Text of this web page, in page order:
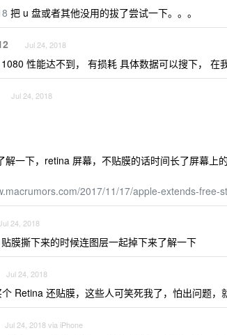
把 u 盘或者其他没用的拔了尝试一下。。。
Jul 24, 2018
1080 性能达不到， 有损耗 具体数据可以搜下， 在
Jul 24, 2018
解一下，retina 屏幕，不贴膜的话时间长了屏幕上
2017/11/17/apple-extends-free-
24, 2018
贴膜撕下来的时候连图层一起掉下来了解一下
Jul 24, 2018
个 Retina 还贴膜，这些人可笑死我了，怕出问题
Jul 24, 2018 via iPhone